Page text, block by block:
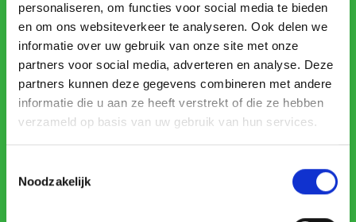
personaliseren, om functies voor social media te bieden
en om ons websiteverkeer te analyseren. Ook delen we
informatie over uw gebruik van onze site met onze
partners voor social media, adverteren en analyse. Deze
partners kunnen deze gegevens combineren met andere
informatie die u aan ze heeft verstrekt of die ze hebben
verzameld op basis van uw gebruik van hun services.
Noodzakelijk